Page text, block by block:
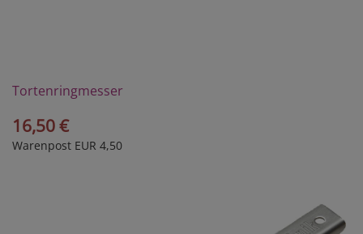
Tortenringmesser
16,50 €
Warenpost EUR 4,50